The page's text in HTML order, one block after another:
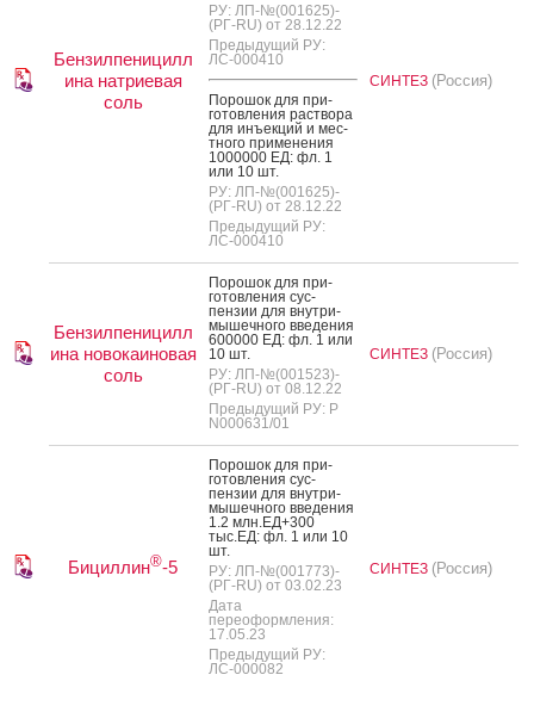
Бензилпеницилл
ина натриевая
соль
РУ: ЛП-№(001625)-
(РГ-RU) от 28.12.22
Предыдущий РУ:
ЛС-000410
По­рошок для при­
готов­ле­ния рас­тво­ра
для инъ­ек­ций и мес­
тно­го при­мене­ния
1000000 ЕД: фл. 1
или 10 шт.
РУ: ЛП-№(001625)-
(РГ-RU) от 28.12.22
Предыдущий РУ:
ЛС-000410
СИНТЕЗ (Россия)
Бензилпеницилл
ина новокаиновая
соль
По­рошок для при­
готов­ле­ния сус­
пензии для внут­ри­
мышеч­но­го вве­дения
600000 ЕД: фл. 1 или
10 шт.
РУ: ЛП-№(001523)-
(РГ-RU) от 08.12.22
Предыдущий РУ: Р
N000631/01
СИНТЕЗ (Россия)
Бициллин®-5
По­рошок для при­
готов­ле­ния сус­
пензии для внут­ри­
мышеч­но­го вве­дения
1.2 млн.ЕД+300
тыс.ЕД: фл. 1 или 10
шт.
РУ: ЛП-№(001773)-
(РГ-RU) от 03.02.23
Дата
переоформления:
17.05.23
Предыдущий РУ:
ЛС-000082
СИНТЕЗ (Россия)